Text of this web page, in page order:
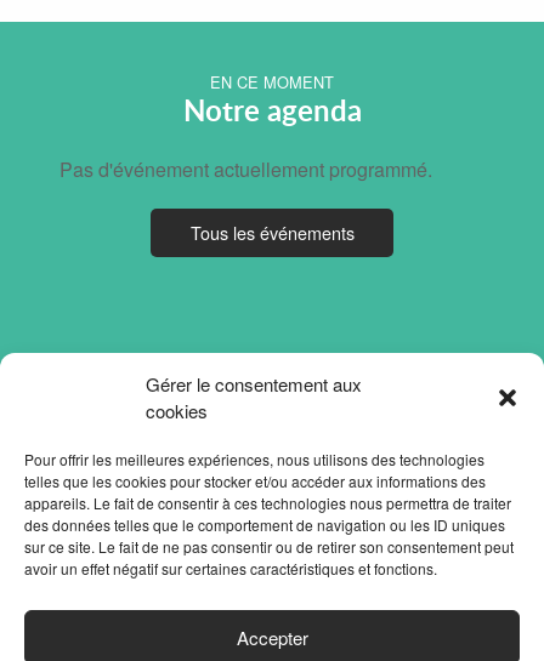
Gérer le consentement aux
cookies
Pour offrir les meilleures expériences, nous utilisons des technologies
telles que les cookies pour stocker et/ou accéder aux informations des
appareils. Le fait de consentir à ces technologies nous permettra de traiter
des données telles que le comportement de navigation ou les ID uniques
sur ce site. Le fait de ne pas consentir ou de retirer son consentement peut
avoir un effet négatif sur certaines caractéristiques et fonctions.
Accepter
EN CE MOMENT
Notre agenda
Pas d'événement actuellement programmé.
Tous les événements